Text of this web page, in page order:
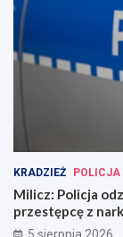
KRADZIEŻ POLICJA
Milicz: Policja
przestępcę z